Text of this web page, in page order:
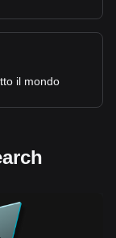
il mondo